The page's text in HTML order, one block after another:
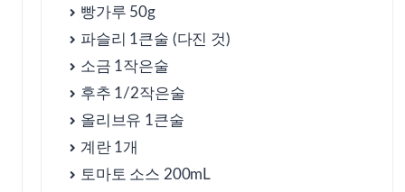
⑨ 추가 조리 방법 및 팁
⑩ 미트볼과 함께 즐길 수 있는 사이드 메뉴
⑪ 미트볼 활용 레시피
빵가루 50g
파슬리 1큰술 (다진 것)
소금 1작은술
후추 1/2작은술
올리브유 1큰술
계란 1개
토마토 소스 200mL